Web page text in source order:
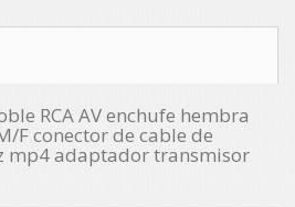
RCA AV enchufe hembra
F conector de cable de
mp4 adaptador transmisor